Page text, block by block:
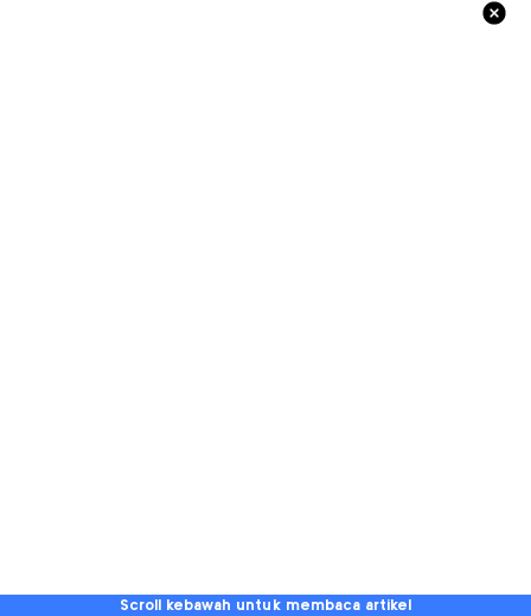
Scroll kebawah untuk membaca artikel